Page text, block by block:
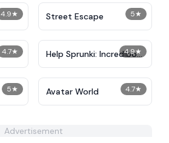
4.9★ 5★
Street Escape
4.7★ 4.9★
Help Sprunki: Incredibox
Challenge
5★ 4.7★
Avatar World
Advertisement